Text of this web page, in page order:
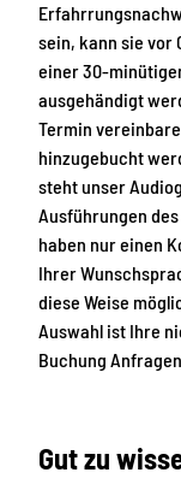
r
t
w
o
s
i
c
h
F
a
h
r
r
f
a
i
e
t
e
n
i
n
L
e
i
p
z
i
W
i
sein, kann sie vor
einer 30-
ausgehändigt
Termin
hinzugebucht
steht unser
Ausführungen
haben nur einen
Ihrer
diese Weise
Auswahl ist Ihre
Buchung
Gut zu